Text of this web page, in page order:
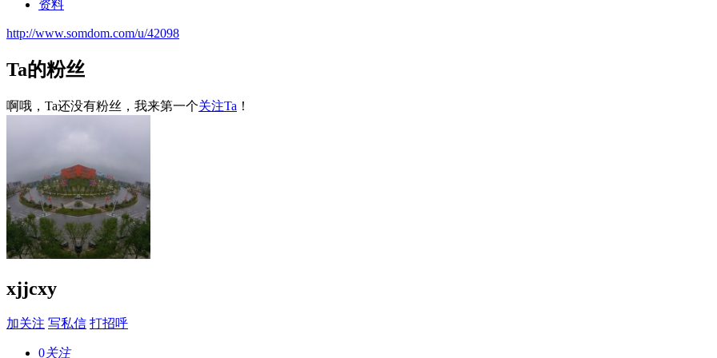
资料
http://www.somdom.com/u/42098
Ta的粉丝
啊哦，Ta还没有粉丝，我来第一个关注Ta ！
xjjcxy
加关注 写私信 打招呼
0关注